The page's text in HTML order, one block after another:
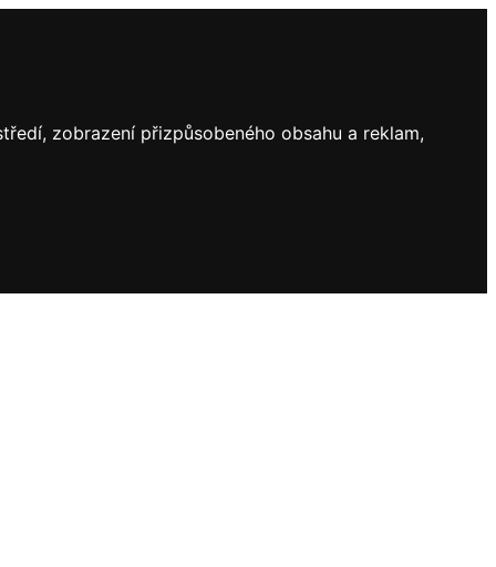
zobrazení přizpůsobeného obsahu a reklam,